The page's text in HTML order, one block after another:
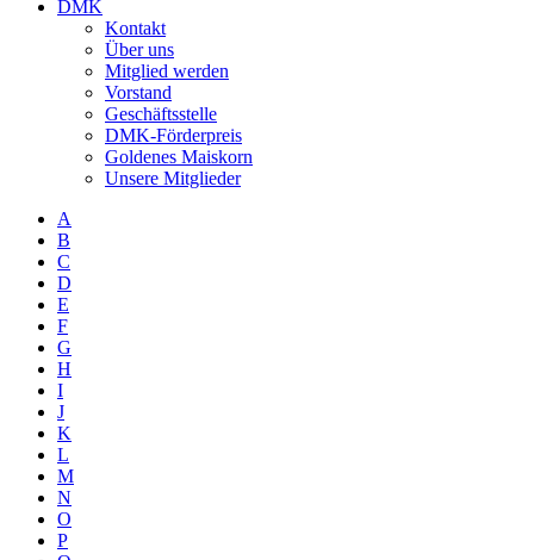
DMK
Kontakt
Über uns
Mitglied werden
Vorstand
Geschäftsstelle
DMK-Förderpreis
Goldenes Maiskorn
Unsere Mitglieder
A
B
C
D
E
F
G
H
I
J
K
L
M
N
O
P